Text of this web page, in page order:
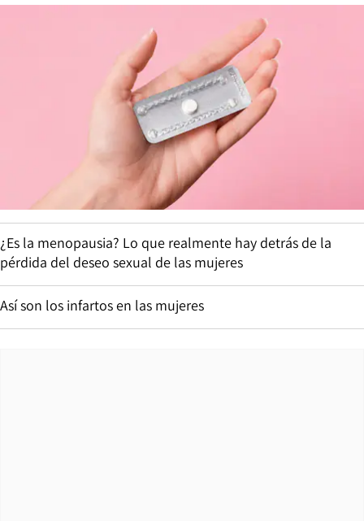
¿Es la menopausia? Lo que realmente hay detrás de la
pérdida del deseo sexual de las mujeres
Así son los infartos en las mujeres